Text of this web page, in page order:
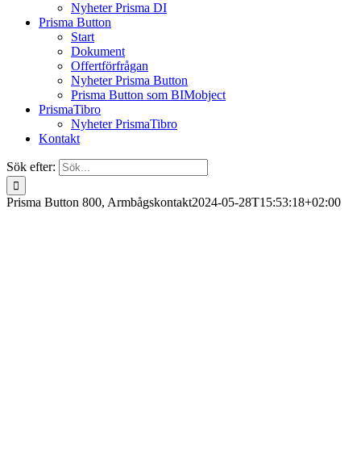
Nyheter Prisma DI
Prisma Button
Start
Dokument
Offertförfrågan
Nyheter Prisma Button
Prisma Button som BIMobject
PrismaTibro
Nyheter PrismaTibro
Kontakt
Sök efter:
Prisma Button 800, Armbågskontakt2024-05-28T15:53:18+02:00